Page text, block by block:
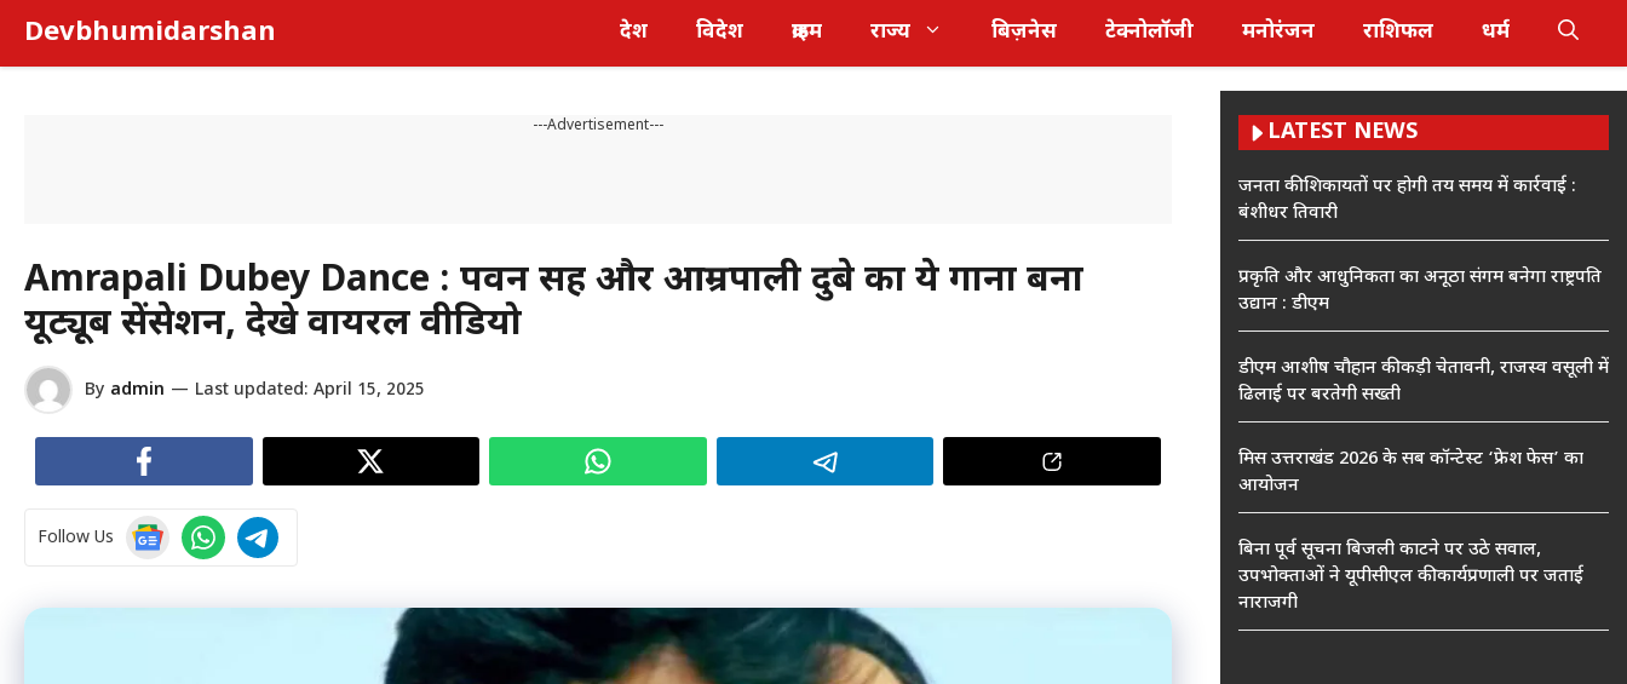
content
Devbhumidarshan देश विदेश क्राइम राज्य बिज़नेस टेक्नोलॉजी मनोरंजन राशिफल धर्म
---Advertisement---
Amrapali Dubey Dance : पवन सिंह और आम्रपाली दुबे का ये गाना बना
यूट्यूब सेंसेशन, देखे वायरल वीडियो
By admin — Last updated: April 15, 2025
Follow Us
LATEST NEWS
जनता की शिकायतों पर होगी तय समय में कार्रवाई :
बंशीधर तिवारी
प्रकृति और आधुनिकता का अनूठा संगम बनेगा राष्ट्रपति
उद्यान : डीएम
डीएम आशीष चौहान की कड़ी चेतावनी, राजस्व वसूली में
ढिलाई पर बरतेगी सख्ती
मिस उत्तराखंड 2026 के सब कॉन्टेस्ट ‘फ्रेश फेस’ का
आयोजन
बिना पूर्व सूचना बिजली काटने पर उठे सवाल,
उपभोक्ताओं ने यूपीसीएल की कार्यप्रणाली पर जताई
नाराजगी